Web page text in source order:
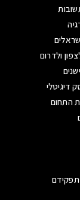
ולדרום
דיגיטלי
התחום